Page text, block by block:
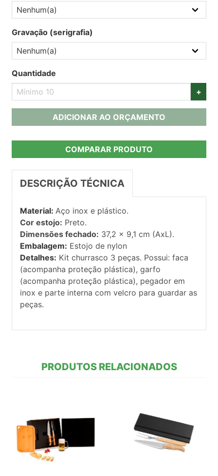
Gravação (serigrafia)
Quantidade
+
ADICIONAR AO ORÇAMENTO
COMPARAR PRODUTO
DESCRIÇÃO TÉCNICA
Material: Aço inox e plástico.
Cor estojo: Preto.
Dimensões fechado: 37,2 x 9,1 cm (AxL).
Embalagem: Estojo de nylon
Detalhes: Kit churrasco 3 peças. Possui: faca
(acompanha proteção plástica), garfo
(acompanha proteção plástica), pegador em
inox e parte interna com velcro para guardar as
peças.
PRODUTOS RELACIONADOS